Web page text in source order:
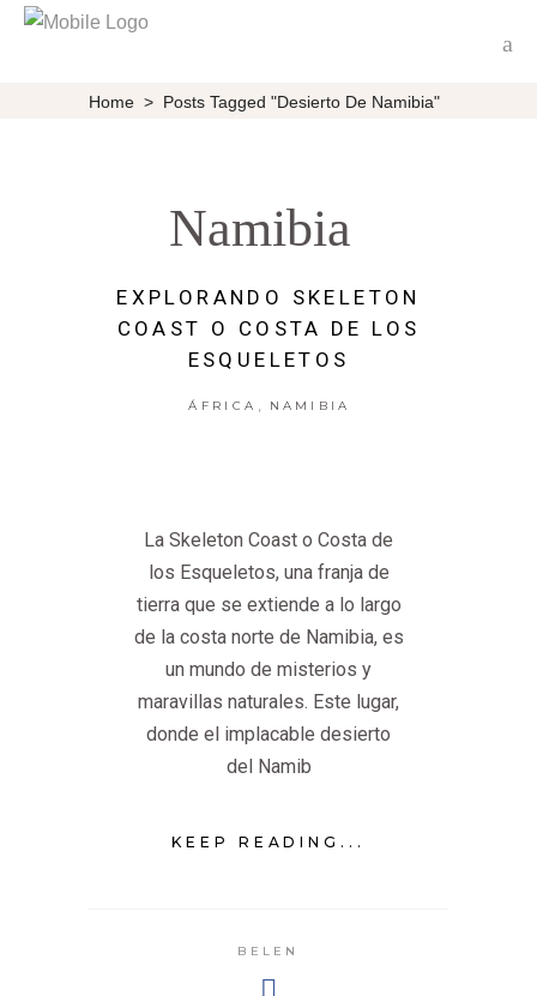
Home > Posts Tagged "Desierto De Namibia"
Namibia
EXPLORANDO SKELETON
COAST O COSTA DE LOS
ESQUELETOS
ÁFRICA , NAMIBIA
La Skeleton Coast o Costa de
los Esqueletos, una franja de
tierra que se extiende a lo largo
de la costa norte de Namibia, es
un mundo de misterios y
maravillas naturales. Este lugar,
donde el implacable desierto
del Namib
KEEP READING...
BELEN